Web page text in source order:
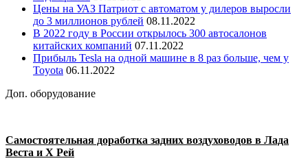
Цены на УАЗ Патриот с автоматом у дилеров выросли
до 3 миллионов рублей 08.11.2022
В 2022 году в России открылось 300 автосалонов
китайских компаний 07.11.2022
Прибыль Tesla на одной машине в 8 раз больше, чем у
Toyota 06.11.2022
Доп. оборудование
Самостоятельная доработка задних воздуховодов в Лада
Веста и Х Рей